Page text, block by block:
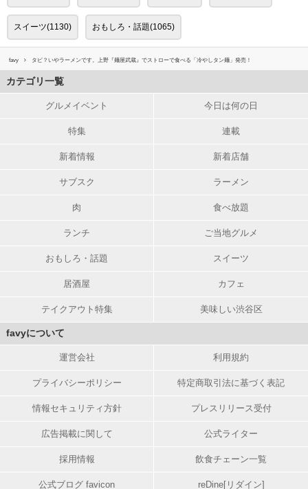
スイーツ(1130) おもしろ・話題(1065)
favy タピ？いやラーメンです。上野『麺屋武蔵』でストローで食べる「冷やしタン麺」発売！
カテゴリ一覧
グルメイベント 今日は何の日
特集 連載
新着情報 新着店舗
サブスク ラーメン
肉 食べ放題
ランチ ご当地グルメ
おもしろ・話題 スイーツ
居酒屋 カフェ
テイクアウト特集 美味しい渋谷区
favyについて
運営会社 利用規約
プライバシーポリシー 特定商取引法に基づく表記
情報セキュリティ方針 プレスリリース受付
広告掲載に関して 公式ライター
採用情報 飲食チェーン一覧
公式ブログ favicon reDine[リダイン]